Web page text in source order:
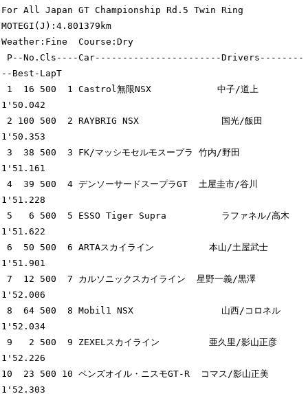
For All Japan GT Championship Rd.5 Twin Ring
MOTEGI(J):4.801379km
Weather:Fine  Course:Dry
--Best-LapT
1'50.042
1'50.353
1'51.161
1'51.228
1'51.622
1'51.901
1'52.006
1'52.034
1'52.226
10  23 500 10 ペンズオイル・ニスモGT-R  コマス/影山正美
1'52.303